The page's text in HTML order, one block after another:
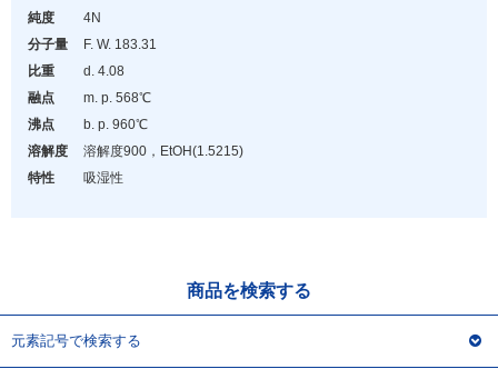
化学教材・オリジナルグッズ
純度
4N
分子量
F. W. 183.31
比重
d. 4.08
融点
m. p. 568℃
沸点
b. p. 960℃
溶解度
溶解度900 ，EtOH(1.5215)
特性
吸湿性
商品を検索する
元素記号で検索する